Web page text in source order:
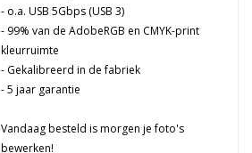
- o.a. USB 5Gbps (USB 3)
- 99% van de AdobeRGB en CMYK-print
kleurruimte
- Gekalibreerd in de fabriek
- 5 jaar garantie
Vandaag besteld is morgen je foto's
bewerken!